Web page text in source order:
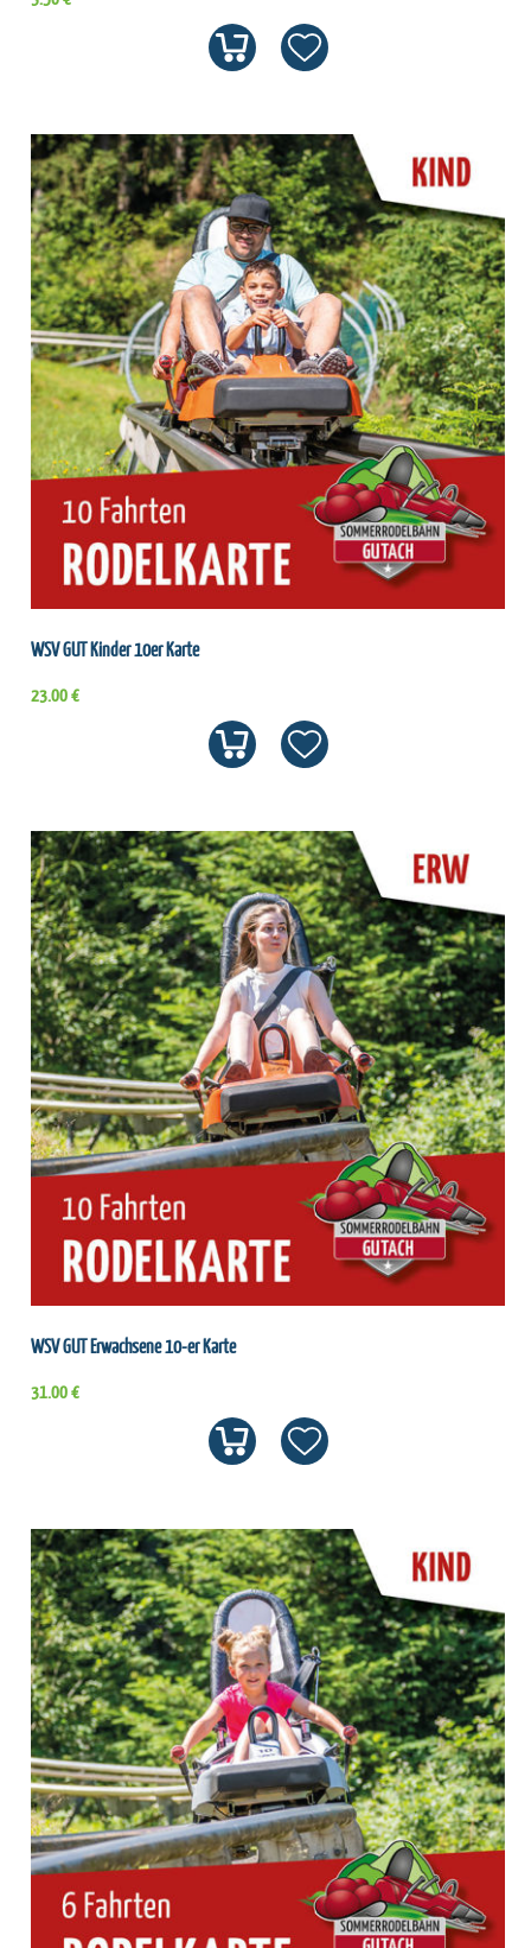
WSV GUT Kinder 10er Karte
23.00 €
WSV GUT Erwachsene 10-er Karte
31.00 €